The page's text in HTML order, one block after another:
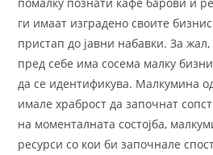
ги имаат изградено своите
пристап до јавни набавки. За
пред себе има сосема малку
да се идентификува. Малкумина
имале храброст да започнат
на моменталната состојба,
ресурси со кои би започнале